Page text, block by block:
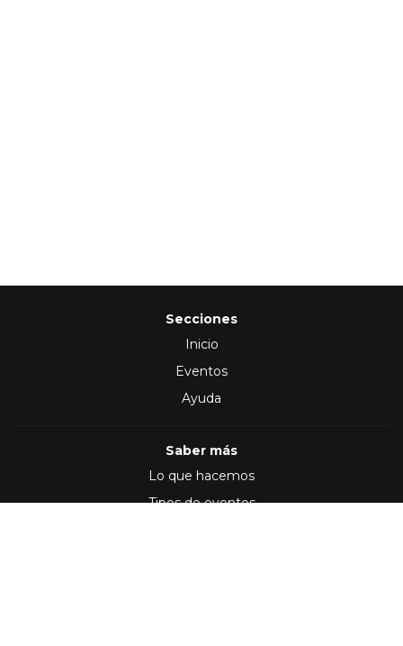
Secciones
Inicio
Eventos
Ayuda
Saber más
Lo que hacemos
Tipos de eventos